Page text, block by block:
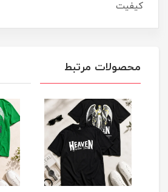
کیفیت
محصولات مرتبط